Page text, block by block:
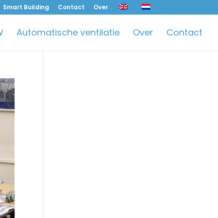
Smart Building Contact Over
Automatische ventilatie Over Contact